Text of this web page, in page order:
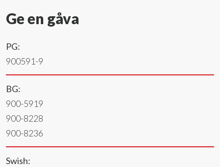
Ge en gåva
PG:
900591-9
BG:
900-5919
900-8228
900-8236
Swish: